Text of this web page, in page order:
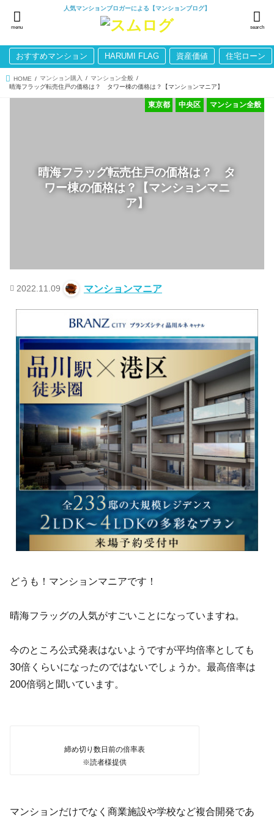
人気マンションブロガーによる【マンションブログ】
search
menu
おすすめマンション HARUMI FLAG 資産価値 住宅ローン
HOME マンション購入
マンション全般
晴海フラッグ転売住戸の価格は？ タワー棟の価格は？【マンションマニア】
晴海フラッグ転売住戸の価格は？ タ
ワー棟の価格は？【マンションマニ
ア】
マンション全般
中央区
東京都
2022.11.09 マンションマニア
どうも！マンションマニアです！
晴海フラッグの人気がすごいことになっていますね。
今のところ公式発表はないようですが平均倍率としても
30倍くらいになったのではないでしょうか。最高倍率は
200倍弱と聞いています。
締め切り数日前の倍率表
※読者様提供
マンションだけでなく商業施設や学校など複合開発であ